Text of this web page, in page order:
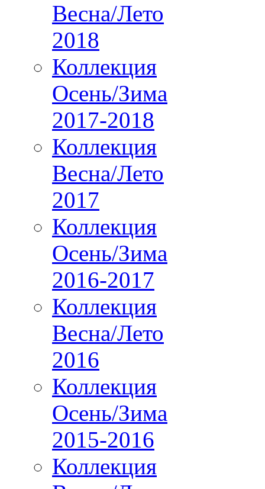
Весна/Лето
2018
Коллекция
Осень/Зима
2017-2018
Коллекция
Весна/Лето
2017
Коллекция
Осень/Зима
2016-2017
Коллекция
Весна/Лето
2016
Коллекция
Осень/Зима
2015-2016
Коллекция